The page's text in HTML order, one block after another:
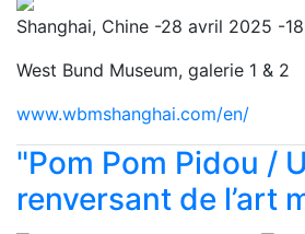
Shanghai, Chine -28 avril 2025 -
West Bund Museum, galerie 1 & 2
www.wbmshanghai.com/en/
"Pom Pom Pidou /
renversant de l’art